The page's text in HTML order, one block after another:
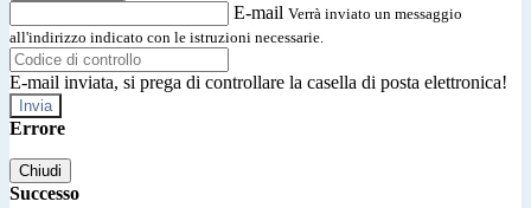
E-mail Verrà inviato un messaggio
all'indirizzo indicato con le istruzioni necessarie.
E-mail inviata, si prega di controllare la casella di posta elettronica!
Errore
Chiudi
Successo